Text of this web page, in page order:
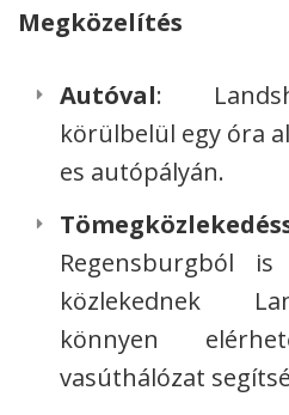
Megközelítés
Autóval:
körülbelül egy óra
es autópályán.
Regensburgból
közlekednek
könnyen
vasúthálózat